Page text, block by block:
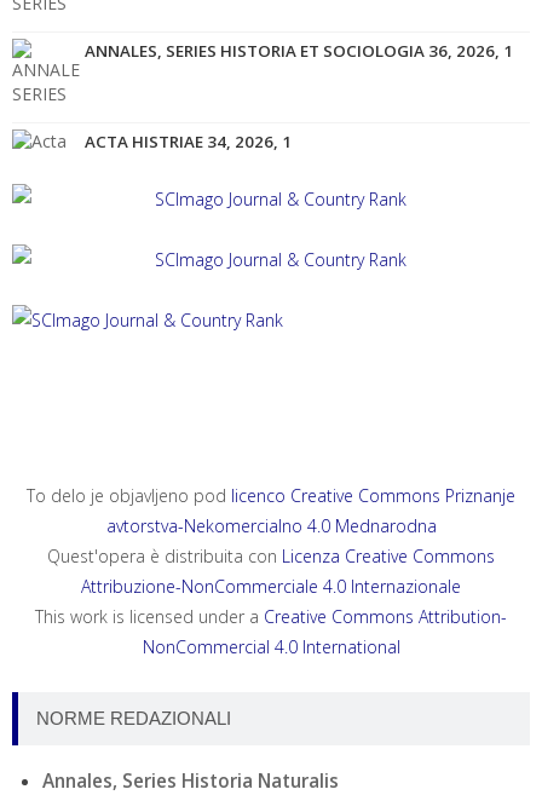
ANNALES, SERIES HISTORIA ET SOCIOLOGIA 36, 2026, 1
ACTA HISTRIAE 34, 2026, 1
ANNALES, SERIES HISTORIA ET SOCIOLOGIA 35, 2025, 4
To delo je objavljeno pod licenco Creative Commons Priznanje
avtorstva-Nekomercialno 4.0 Mednarodna
Quest'opera è distribuita con Licenza Creative Commons
Attribuzione-NonCommerciale 4.0 Internazionale
This work is licensed under a Creative Commons Attribution-
NonCommercial 4.0 International
NORME REDAZIONALI
Annales, Series Historia Naturalis